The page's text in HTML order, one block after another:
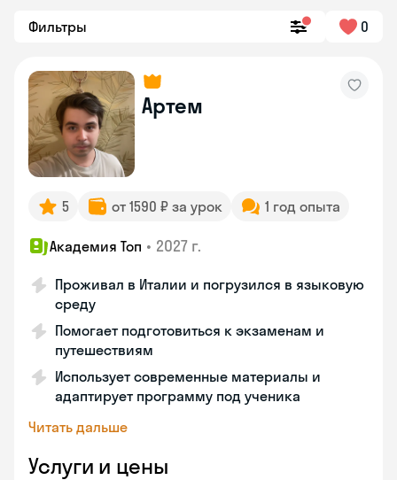
Фильтры 0
Артем
5 от 1590 ₽ за урок 1 год опыта
Академия Топ • 2027 г.
Проживал в Италии и погрузился в языковую
среду
Помогает подготовиться к экзаменам и
путешествиям
Использует современные материалы и
адаптирует программу под ученика
Читать дальше
Услуги и цены